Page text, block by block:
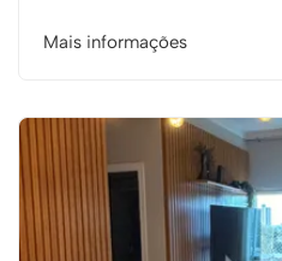
Mais informações